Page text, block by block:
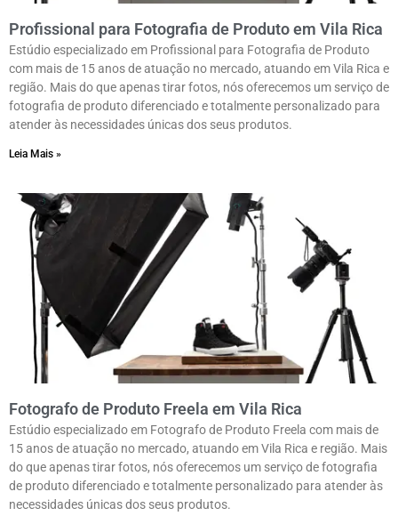
Profissional para Fotografia de Produto em Vila Rica
Estúdio especializado em Profissional para Fotografia de Produto
com mais de 15 anos de atuação no mercado, atuando em Vila Rica e
região. Mais do que apenas tirar fotos, nós oferecemos um serviço de
fotografia de produto diferenciado e totalmente personalizado para
atender às necessidades únicas dos seus produtos.
Leia Mais »
Fotografo de Produto Freela em Vila Rica
Estúdio especializado em Fotografo de Produto Freela com mais de
15 anos de atuação no mercado, atuando em Vila Rica e região. Mais
do que apenas tirar fotos, nós oferecemos um serviço de fotografia
de produto diferenciado e totalmente personalizado para atender às
necessidades únicas dos seus produtos.